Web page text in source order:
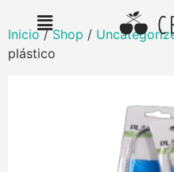
Inicio/Shop /
plástico